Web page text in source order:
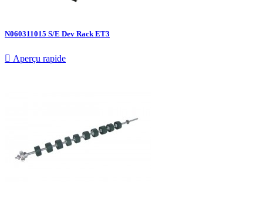
N060311015 S/E Dev Rack ET3
 Aperçu rapide